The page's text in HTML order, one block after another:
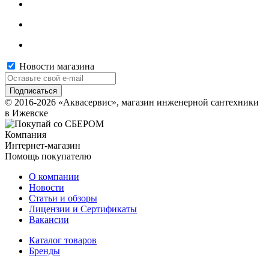
Новости магазина
© 2016-2026 «Аквасервис», магазин инженерной сантехники
в Ижевске
Компания
Интернет-магазин
Помощь покупателю
О компании
Новости
Статьи и обзоры
Лицензии и Сертификаты
Вакансии
Каталог товаров
Бренды